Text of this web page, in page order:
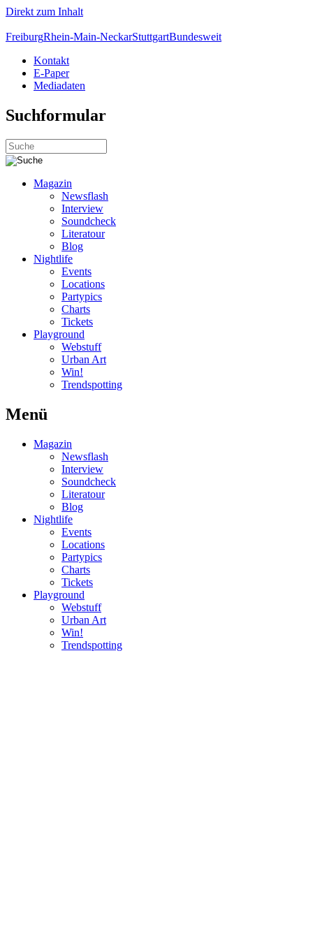
Direkt zum Inhalt
FreiburgRhein-Main-NeckarStuttgartBundesweit
Kontakt
E-Paper
Mediadaten
Suchformular
Magazin
Newsflash
Interview
Soundcheck
Literatour
Blog
Nightlife
Events
Locations
Partypics
Charts
Tickets
Playground
Webstuff
Urban Art
Win!
Trendspotting
Menü
Magazin
Newsflash
Interview
Soundcheck
Literatour
Blog
Nightlife
Events
Locations
Partypics
Charts
Tickets
Playground
Webstuff
Urban Art
Win!
Trendspotting